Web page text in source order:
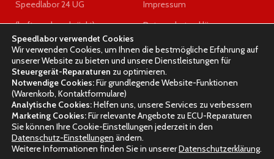
Speedlabor 24 UG
(haftungsbeschränkt)
z.Hd. Herrn Wigel
Eisenfelden 14
84543 Winhöring
Impressum
Datenschutzerklärung
AGB
Widerrufsrecht
SPEEDLABOR2023 DESIGNED BY
Speedlabor verwendet Cookies
Wir verwenden Cookies, um Ihnen die bestmögliche Erfahrung auf
unserer Website zu bieten und unsere Dienstleistungen für
Steuergerät-Reparaturen zu optimieren.
Notwendige Cookies:Für grundlegende Website-Funktionen
(Warenkorb, Kontaktformulare)
Analytische Cookies:Helfen uns, unsere Services zu verbessern
Marketing Cookies:Für relevante Angebote zu ECU-Reparaturen
Sie können Ihre Cookie-Einstellungen jederzeit in den
Datenschutz-Einstellungen ändern.
Weitere Informationen finden Sie in unsererDatenschutzerklärung.